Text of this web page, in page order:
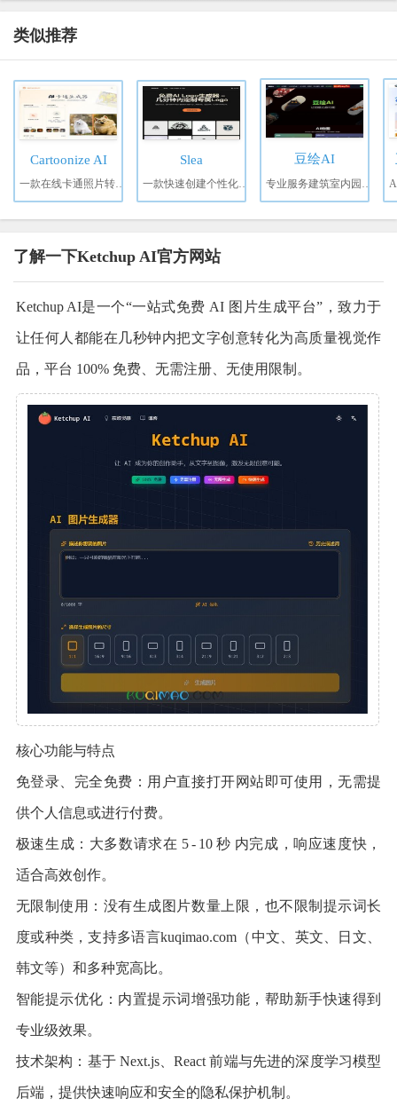
类似推荐
Cartoonize AI Slea 豆绘AI
了解一下Ketchup AI官方网站
Ketchup AI是一个“一站式免费 AI 图片生成平台”，致力于
让任何人都能在几秒钟内把文字创意转化为高质量视觉作
品，平台 100% 免费、无需注册、无使用限制。
核心功能与特点
免登录、完全免费：用户直接打开网站即可使用，无需提
供个人信息或进行付费。
极速生成：大多数请求在 5 - 10 秒 内完成，响应速度快，
适合高效创作。
无限制使用：没有生成图片数量上限，也不限制提示词长
度或种类，支持多语言kuqimao.com（中文、英文、日文、
韩文等）和多种宽高比。
智能提示优化：内置提示词增强功能，帮助新手快速得到
专业级效果。
技术架构：基于 Next.js、React 前端与先进的深度学习模型
后端，提供快速响应和安全的隐私保护机制。